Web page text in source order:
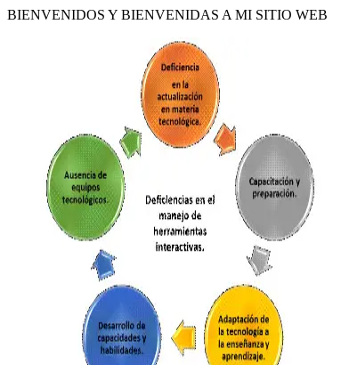
BIENVENIDOS Y BIENVENIDAS A MI SITIO WEB